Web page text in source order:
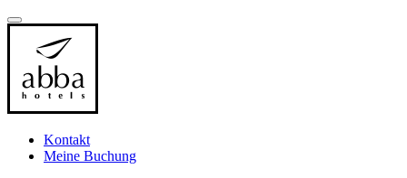
Kontakt
Meine Buchung